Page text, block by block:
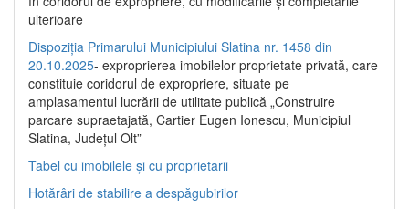
ulterioare
Dispoziția Primarului Municipiului Slatina nr. 1458 din
20.10.2025- exproprierea imobilelor proprietate privată, care
constituie coridorul de expropriere, situate pe
amplasamentul lucrării de utilitate publică „Construire
parcare supraetajată, Cartier Eugen Ionescu, Municipiul
Slatina, Județul Olt”
Tabel cu imobilele și cu proprietarii
Hotărâri de stabilire a despăgubirilor